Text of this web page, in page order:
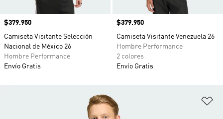
Precio
$379.950
Camiseta Visitante Selección
Nacional de México 26
Hombre Performance
Envío Gratis
Precio
$379.950
Camiseta Visitante Venezuela 26
Hombre Performance
2 colores
Envío Gratis